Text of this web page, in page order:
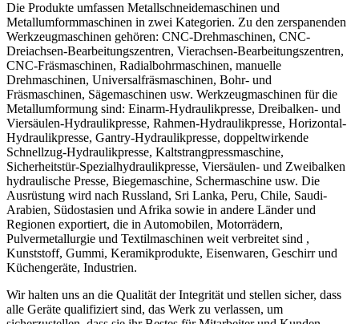
Die Produkte umfassen Metallschneidemaschinen und
Metallumformmaschinen in zwei Kategorien. Zu den zerspanenden
Werkzeugmaschinen gehören: CNC-Drehmaschinen, CNC-
Dreiachsen-Bearbeitungszentren, Vierachsen-Bearbeitungszentren,
CNC-Fräsmaschinen, Radialbohrmaschinen, manuelle
Drehmaschinen, Universalfräsmaschinen, Bohr- und
Fräsmaschinen, Sägemaschinen usw. Werkzeugmaschinen für die
Metallumformung sind: Einarm-Hydraulikpresse, Dreibalken- und
Viersäulen-Hydraulikpresse, Rahmen-Hydraulikpresse, Horizontal-
Hydraulikpresse, Gantry-Hydraulikpresse, doppeltwirkende
Schnellzug-Hydraulikpresse, Kaltstrangpressmaschine,
Sicherheitstür-Spezialhydraulikpresse, Viersäulen- und Zweibalken
hydraulische Presse, Biegemaschine, Schermaschine usw. Die
Ausrüstung wird nach Russland, Sri Lanka, Peru, Chile, Saudi-
Arabien, Südostasien und Afrika sowie in andere Länder und
Regionen exportiert, die in Automobilen, Motorrädern,
Pulvermetallurgie und Textilmaschinen weit verbreitet sind ,
Kunststoff, Gummi, Keramikprodukte, Eisenwaren, Geschirr und
Küchengeräte, Industrien.
Wir halten uns an die Qualität der Integrität und stellen sicher, dass
alle Geräte qualifiziert sind, das Werk zu verlassen, um